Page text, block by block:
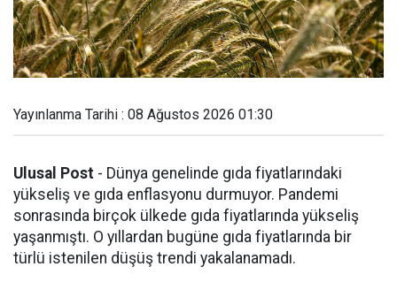
Yayınlanma Tarihi : 08 Ağustos 2026 01:30
Ulusal Post - Dünya genelinde gıda fiyatlarındaki
yükseliş ve gıda enflasyonu durmuyor. Pandemi
sonrasında birçok ülkede gıda fiyatlarında yükseliş
yaşanmıştı. O yıllardan bugüne gıda fiyatlarında bir
türlü istenilen düşüş trendi yakalanamadı.